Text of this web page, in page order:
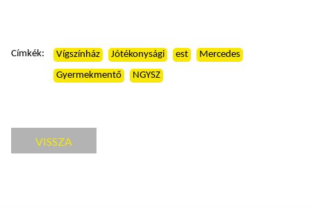
Címkék: Vígszínház Jótékonysági est
Mercedes
Gyermekmentő
NGYSZ
VISSZA